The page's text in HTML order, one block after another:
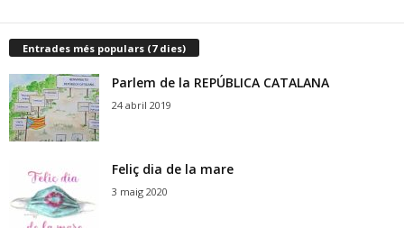
Entrades més populars (7 dies)
Parlem de la REPÚBLICA CATALANA
24 abril 2019
Feliç dia de la mare
3 maig 2020